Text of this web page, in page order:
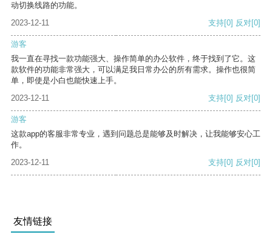
动切换线路的功能。
2023-12-11
支持[0] 反对[0]
游客
我一直在寻找一款功能强大、操作简单的办公软件，终于找到了它。这
款软件的功能非常强大，可以满足我日常办公的所有需求。操作也很简
单，即使是小白也能快速上手。
2023-12-11
支持[0] 反对[0]
游客
这款app的客服非常专业，遇到问题总是能够及时解决，让我能够安心工
作。
2023-12-11
支持[0] 反对[0]
友情链接